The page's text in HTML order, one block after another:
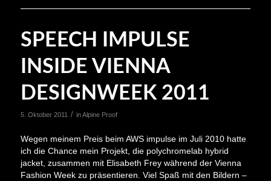
SPEECH IMPULSE
INSIDE VIENNA
DESIGNWEEK 2011
5. Oktober 2011 / inAlpine Proof
Wegen meinem Preis beim AWS impulse im Juli 2010 hatte
ich die Chance mein Projekt, die polychromelab hybrid
jacket, zusammen mit Elisabeth Frey während der Vienna
Fashion Week zu präsentieren. Viel Spaß mit den Bildern –